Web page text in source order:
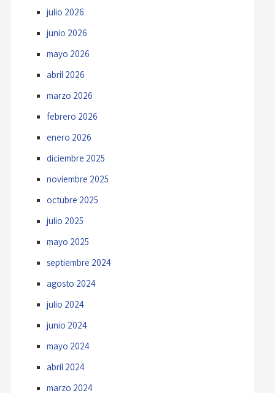
julio 2026
junio 2026
mayo 2026
abril 2026
marzo 2026
febrero 2026
enero 2026
diciembre 2025
noviembre 2025
octubre 2025
julio 2025
mayo 2025
septiembre 2024
agosto 2024
julio 2024
junio 2024
mayo 2024
abril 2024
marzo 2024